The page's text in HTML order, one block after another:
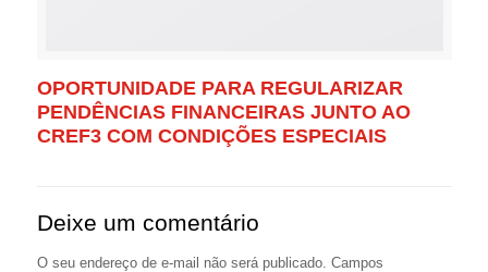
OPORTUNIDADE PARA REGULARIZAR
PENDÊNCIAS FINANCEIRAS JUNTO AO
CREF3 COM CONDIÇÕES ESPECIAIS
Deixe um comentário
O seu endereço de e-mail não será publicado. Campos